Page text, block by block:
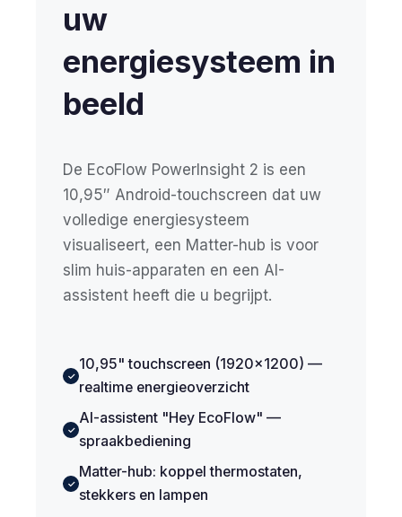
uw
energiesysteem in
beeld
De EcoFlow PowerInsight 2 is een
10,95″ Android-touchscreen dat uw
volledige energiesysteem
visualiseert, een Matter-hub is voor
slim huis-apparaten en een AI-
assistent heeft die u begrijpt.
✓
10,95" touchscreen (1920×1200) —
realtime energieoverzicht
✓
AI-assistent "Hey EcoFlow" —
spraakbediening
✓
Matter-hub: koppel thermostaten,
stekkers en lampen